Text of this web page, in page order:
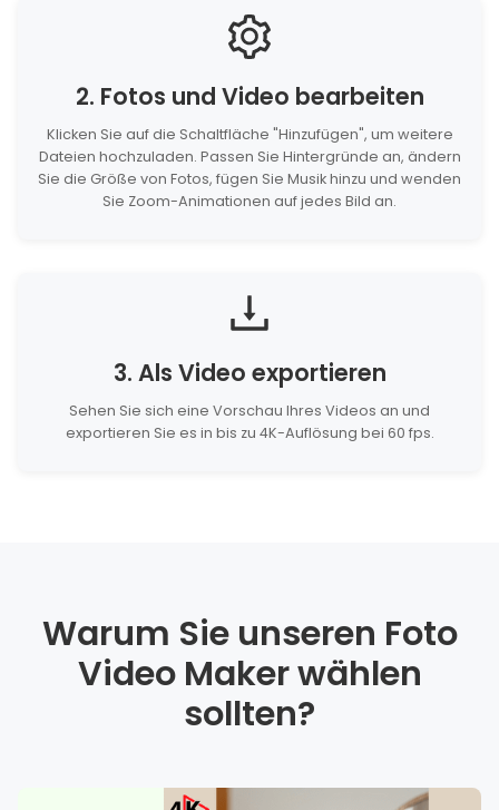
2. Fotos und Video bearbeiten
Klicken Sie auf die Schaltfläche "Hinzufügen", um weitere
Dateien hochzuladen. Passen Sie Hintergründe an, ändern
Sie die Größe von Fotos, fügen Sie Musik hinzu und wenden
Sie Zoom-Animationen auf jedes Bild an.
3. Als Video exportieren
Sehen Sie sich eine Vorschau Ihres Videos an und
exportieren Sie es in bis zu 4K-Auflösung bei 60 fps.
Warum Sie unseren Foto
Video Maker wählen
sollten?